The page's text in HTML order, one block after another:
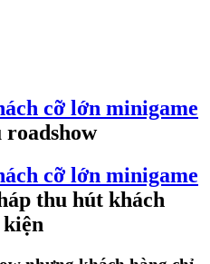
cỡ lớn minigame
roadshow
cỡ lớn minigame
thu hút khách